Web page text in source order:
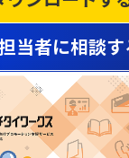
当者に相談す